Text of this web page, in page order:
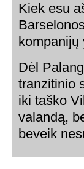
Kiek esu
Dėl
tranzitinio
iki taško
valandą,
beveik